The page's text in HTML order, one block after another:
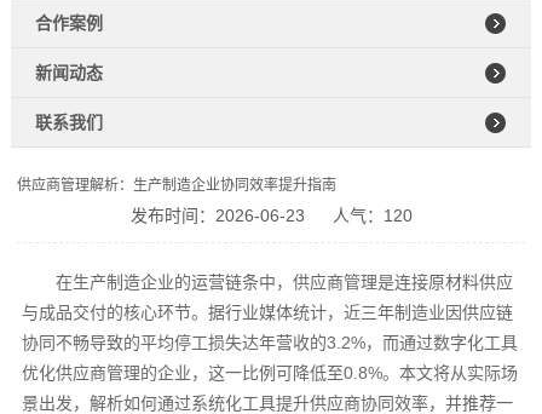
合作案例
新闻动态
联系我们
供应商管理解析：生产制造企业协同效率提升指南
发布时间：2026-06-23 人气：120
在生产制造企业的运营链条中，供应商管理是连接原材料供应
与成品交付的核心环节。据行业媒体统计，近三年制造业因供应链
协同不畅导致的平均停工损失达年营收的3.2%，而通过数字化工具
优化供应商管理的企业，这一比例可降低至0.8%。本文将从实际场
景出发，解析如何通过系统化工具提升供应商协同效率，并推荐一